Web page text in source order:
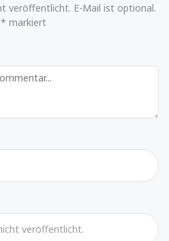
veröffentlicht. E-Mail ist optional.
* markiert